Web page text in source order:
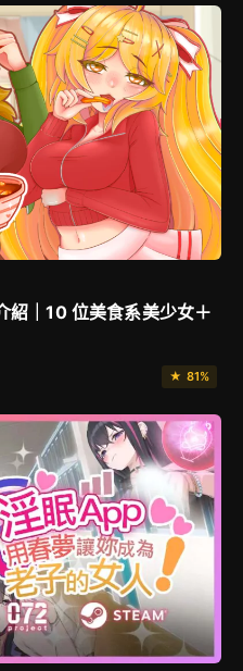
紹｜10 位美食系美少女＋
★ 81%